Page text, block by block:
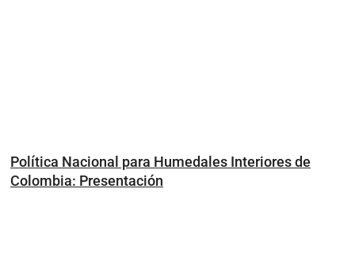
Política Nacional para Humedales Interiores de
Colombia: Presentación